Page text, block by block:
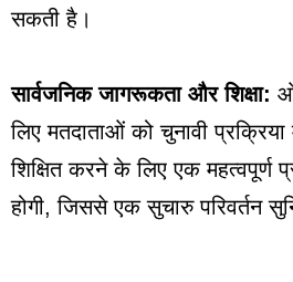
सकती है।
सार्वजनिक जागरूकता और शिक्षा:
लिए मतदाताओं को चुनावी
शिक्षित करने के लिए एक महत्वपूर्ण
होगी, जिससे एक सुचारु परिवर्तन